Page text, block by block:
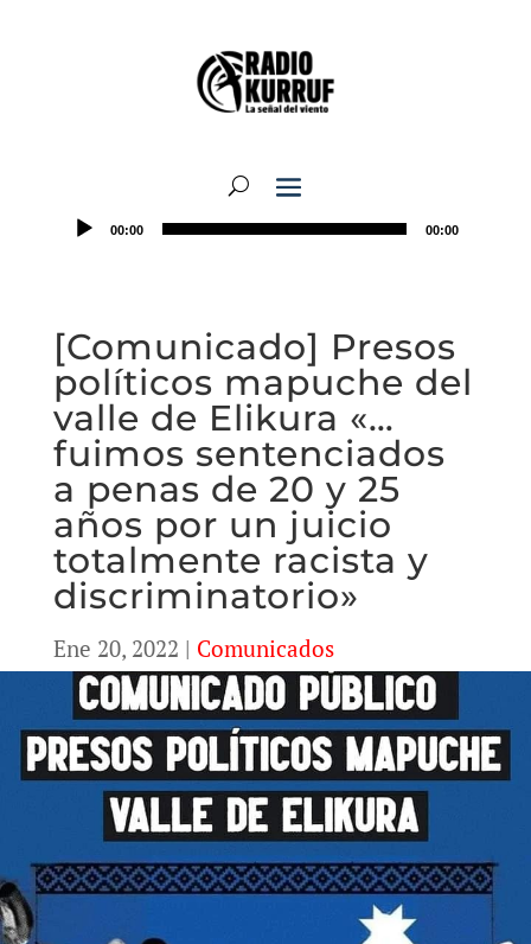
00:00 00:00
[Comunicado] Presos
políticos mapuche del
valle de Elikura «…
fuimos sentenciados
a penas de 20 y 25
años por un juicio
totalmente racista y
discriminatorio»
Ene 20, 2022 | Comunicados